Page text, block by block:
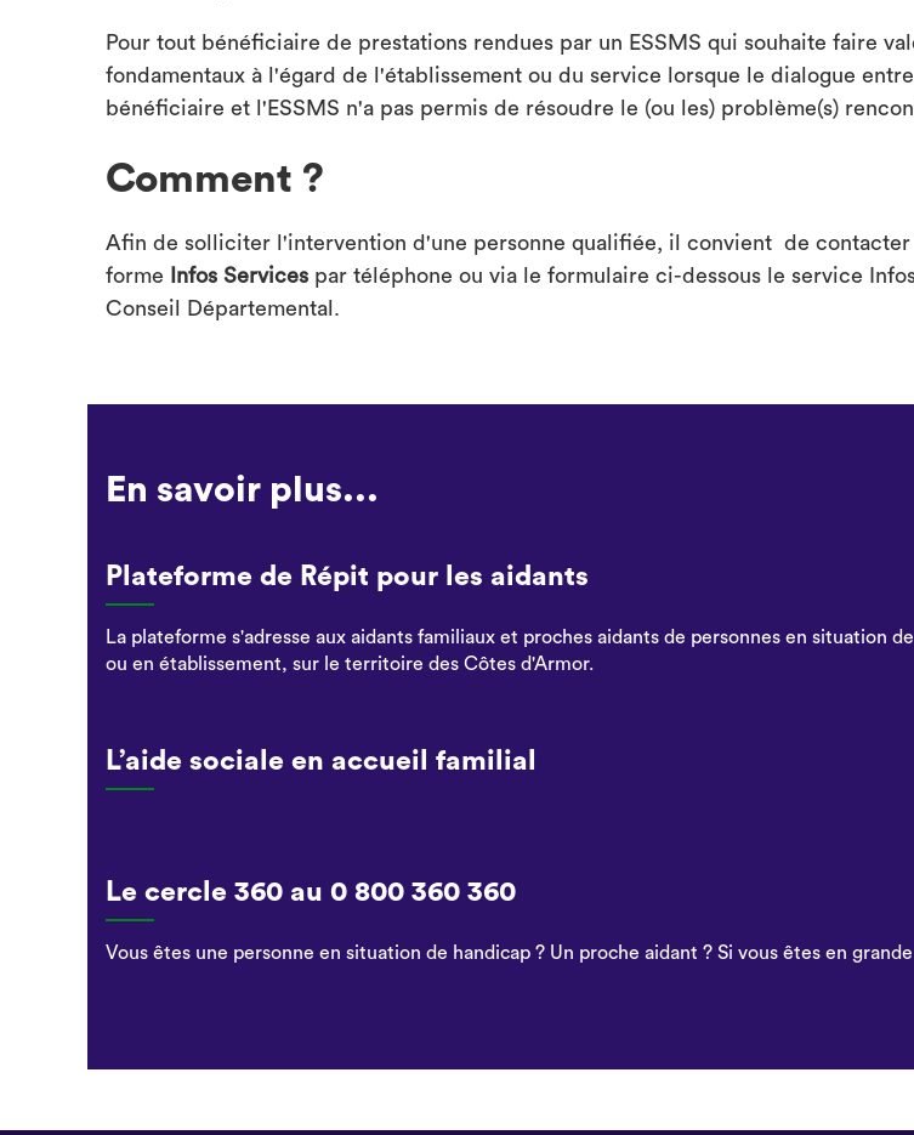
Pour tout bénéficiaire de prestations rendues par un ESSMS qui souhaite faire
fondamentaux à l'égard de l'établissement ou du service lorsque le dialogue
bénéficiaire et l'ESSMS n'a pas permis de résoudre le (ou les) problème(s)
Comment ?
Afin de solliciter l'intervention d'une personne qualifiée, il convient de contacter
forme
Infos Services par téléphone ou via le formulaire ci-dessous le service
Conseil Départemental.
En savoir plus...
Plateforme de Répit pour les aidants
La plateforme s'adresse aux aidants familiaux et proches aidants de personnes en situation
ou en établissement, sur le territoire des Côtes d'Armor.
L’aide sociale en accueil familial
Le cercle 360 au 0 800 360 360
Vous êtes une personne en situation de handicap ? Un proche aidant ? Si vous êtes en